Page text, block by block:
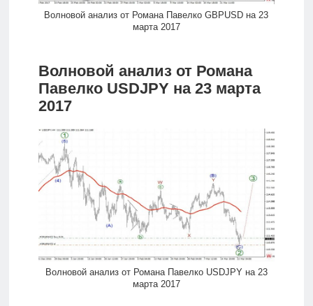
Волновой анализ от Романа Павелко GBPUSD на 23
марта 2017
Волновой анализ от Романа
Павелко USDJPY на 23 марта
2017
Волновой анализ от Романа Павелко USDJPY на 23
марта 2017